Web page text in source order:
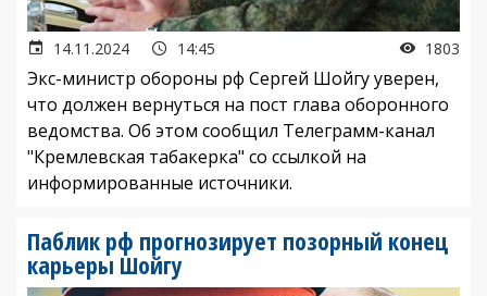
14.11.2024 14:45 1803
Экс-министр обороны рф Сергей Шойгу уверен,
что должен вернуться на пост глава оборонного
ведомства. Об этом сообщил Телеграмм-канал
"Кремлевская табакерка" со ссылкой на
информированные источники.
Паблик рф прогнозирует позорный конец
карьеры Шойгу